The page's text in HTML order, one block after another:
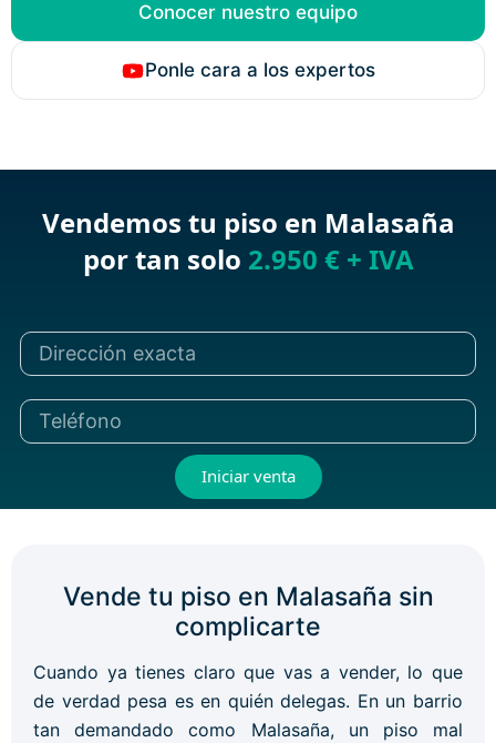
Conocer nuestro equipo
Ponle cara a los expertos
Vendemos tu piso en Malasaña
por tan solo 2.950 € + IVA
Iniciar venta
Vende tu piso en Malasaña sin
complicarte
Cuando ya tienes claro que vas a vender, lo que
de verdad pesa es en quién delegas. En un barrio
tan demandado como Malasaña, un piso mal